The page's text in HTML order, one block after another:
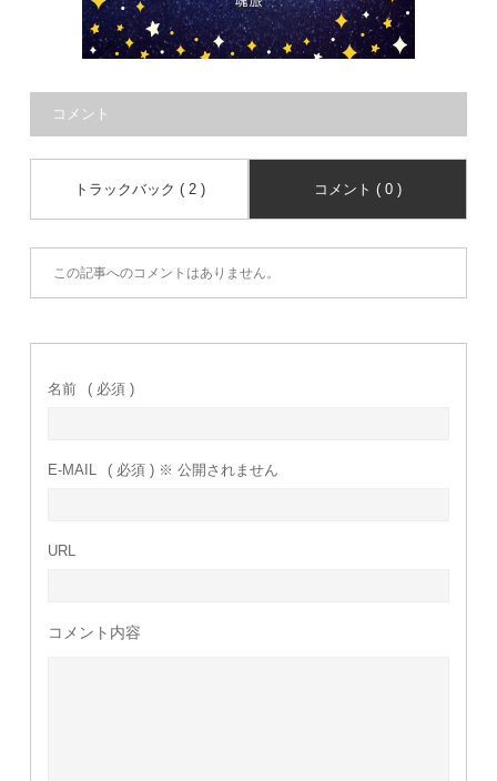
コメント
トラックバック ( 2 ) コメント ( 0 )
この記事へのコメントはありません。
名前 ( 必須 )
E-MAIL ( 必須 ) ※ 公開されません
URL
コメント内容